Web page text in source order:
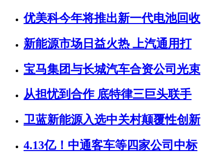
优美科今年将推出新一代电池回收
新能源市场日益火热 上汽通用打
宝马集团与长城汽车合资公司光束
从担忧到合作 底特律三巨头联手
卫蓝新能源入选中关村颠覆性创新
4.13亿！中通客车等四家公司中标